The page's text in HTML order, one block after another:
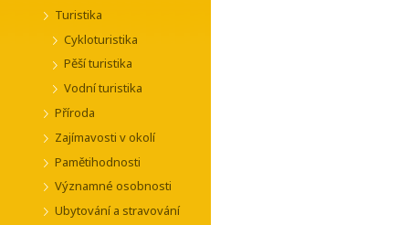
Turistika
Cykloturistika
Pěší turistika
Vodní turistika
Příroda
Zajímavosti v okolí
Pamětihodnosti
Významné osobnosti
Ubytování a stravování